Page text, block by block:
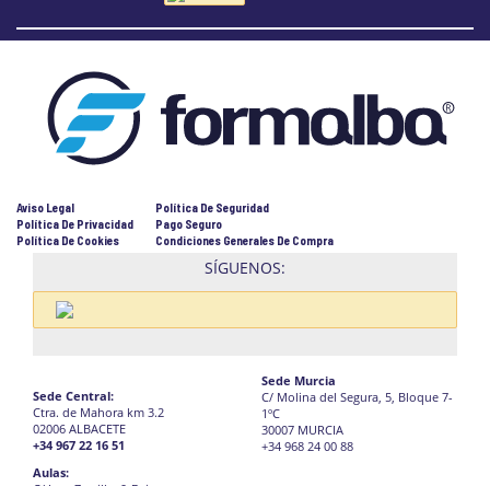
Aviso Legal
Política De Privacidad
Política De Cookies
Política De Seguridad
Pago Seguro
Condiciones Generales De Compra
SÍGUENOS:
Sede Central:
Ctra. de Mahora km 3.2
02006 ALBACETE
+34 967 22 16 51
Aulas:
Sede Murcia
C/ Molina del Segura, 5, Bloque 7-
1ºC
30007 MURCIA
+34 968 24 00 88